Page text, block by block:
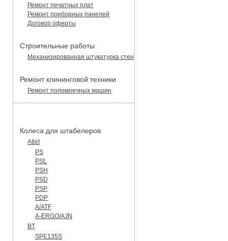
Ремонт печатных плат
Ремонт приборных панелей
Договор оферты
Строительные работы
Механизированная штукатурка стен
Ремонт клининговой техники
Ремонт поломоечных машин
Колеса для штабелеров
Atlet
PS
PSL
PSH
PSD
PSP
PDP
A/ATF
A-ERGO/AJN
BT
SPE135S